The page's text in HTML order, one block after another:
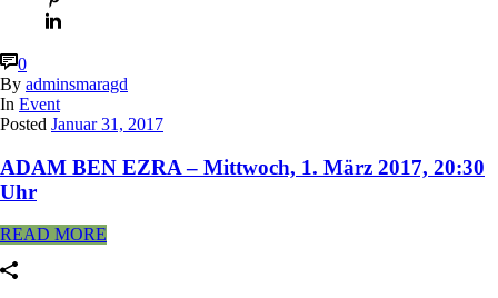
0
By adminsmaragd
In Event
Posted Januar 31, 2017
ADAM BEN EZRA – Mittwoch, 1. März 2017, 20:30
Uhr
READ MORE